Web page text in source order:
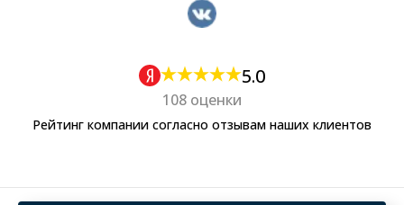
5.0
108 оценки
Рейтинг компании согласно отзывам наших клиентов